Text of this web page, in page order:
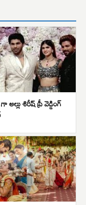
అల్లు శిరీష్ ప్రీ వెడ్డింగ్